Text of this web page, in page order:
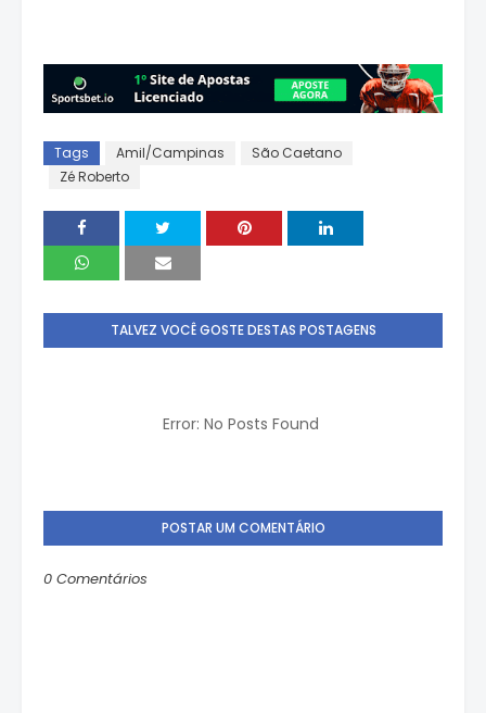
Tags Amil/Campinas
São Caetano
Zé Roberto
TALVEZ VOCÊ GOSTE DESTAS POSTAGENS
Error: No Posts Found
POSTAR UM COMENTÁRIO
0 Comentários